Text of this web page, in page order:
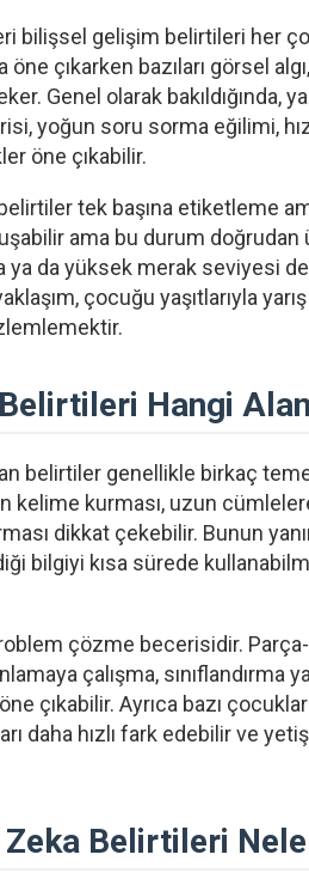
bilişsel gelişim belirtileri her
öne çıkarken bazıları görsel
Genel olarak
yoğun soru sorma eğilimi,
öne çıkabilir.
tek başına etiketleme
ama bu durum
ya da yüksek merak seviyesi
yaklaşım, çocuğu yaşıtlarıyla
Hangi
belirtiler genellikle birkaç
kelime kurması, uzun
dikkat çekebilir. Bunun
bilgiyi kısa sürede
çözme becerisidir.
çalışma,
çıkabilir. Ayrıca bazı
daha hızlı fark edebilir ve
Zeka Belirtileri